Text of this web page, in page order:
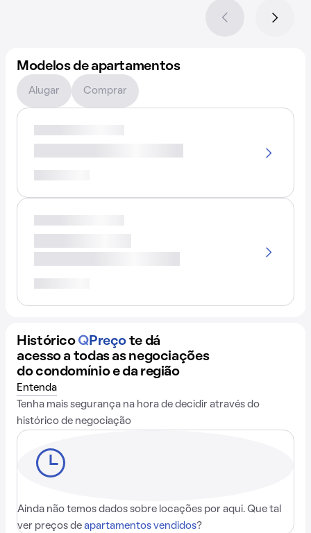
Modelos de apartamentos
Alugar Comprar
Histórico QPreço te dá
acesso a todas as negociações
do condomínio e da região
Entenda
Tenha mais segurança na hora de decidir através do
histórico de negociação
Ainda não temos dados sobre locações por aqui. Que tal
ver preços de apartamentos vendidos?